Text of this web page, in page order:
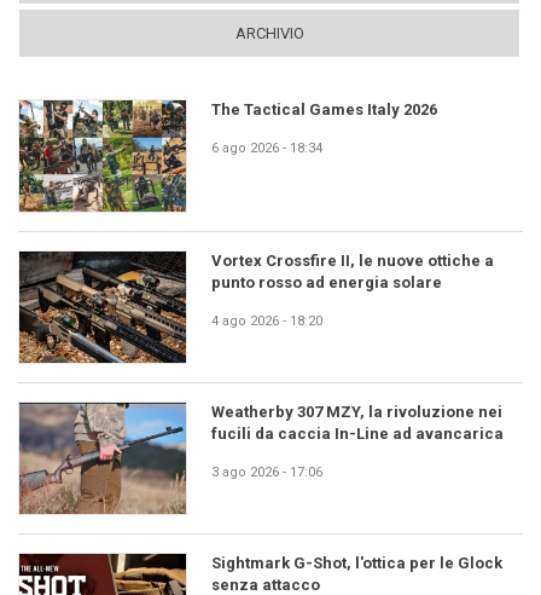
ARCHIVIO
The Tactical Games Italy 2026
6 ago 2026 - 18:34
Vortex Crossfire II, le nuove ottiche a
punto rosso ad energia solare
4 ago 2026 - 18:20
Weatherby 307 MZY, la rivoluzione nei
fucili da caccia In-Line ad avancarica
3 ago 2026 - 17:06
Sightmark G-Shot, l'ottica per le Glock
senza attacco